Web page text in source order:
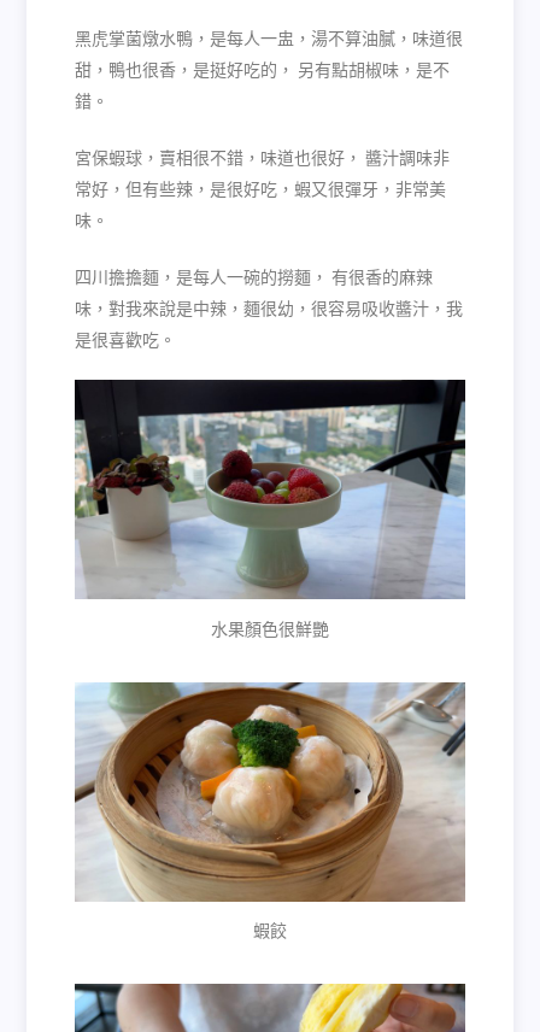
黑虎掌菌燉水鴨，是每人一盅，湯不算油膩，味道很
甜，鴨也很香，是挺好吃的， 另有點胡椒味，是不
錯。
宮保蝦球，賣相很不錯，味道也很好， 醬汁調味非
常好，但有些辣，是很好吃，蝦又很彈牙，非常美
味。
四川擔擔麵，是每人一碗的撈麵， 有很香的麻辣
味，對我來說是中辣，麵很幼，很容易吸收醬汁，我
是很喜歡吃。
水果顏色很鮮艷
蝦餃